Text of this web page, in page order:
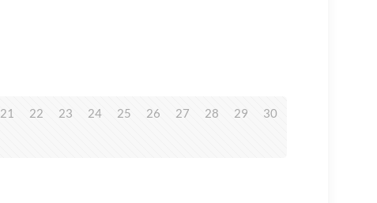
21 22 23 24 25 26 27 28 29
30